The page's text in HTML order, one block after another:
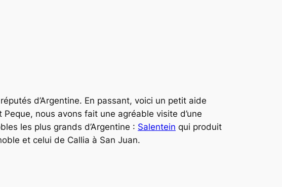
d’Argentine. En passant, voici un petit aide
nous avons fait une agréable visite d’une
les plus grands d’Argentine : Salentein qui produit
et celui de Callia à San Juan.